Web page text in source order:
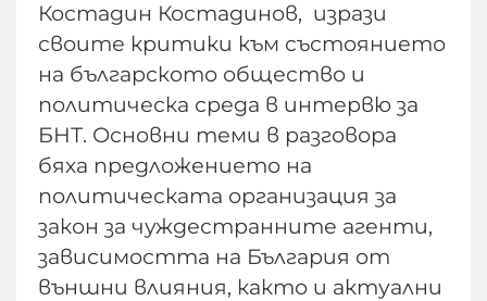
Костадин Костадинов, изрази
своите критики към състоянието
на българското общество и
политическа среда в интервю за
БНТ. Основни теми в разговора
бяха предложението на
политическата организация за
закон за чуждестранните агенти,
зависимостта на България от
външни влияния, както и актуални